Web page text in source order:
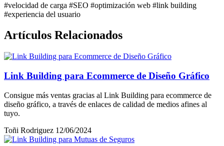
#velocidad de carga #SEO #optimización web #link building
#experiencia del usuario
Artículos Relacionados
Link Building para Ecommerce de Diseño Gráfico
Consigue más ventas gracias al Link Building para ecommerce de
diseño gráfico, a través de enlaces de calidad de medios afines al
tuyo.
Toñi Rodriguez 12/06/2024